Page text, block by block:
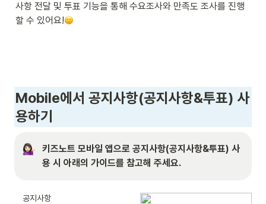
사항 전달 및 투표 기능을 통해 수요조사와 만족도 조사를 진행
할 수 있어요!
Mobile에서 공지사항(공지사항&투표) 사
용하기
키즈노트 모바일 앱으로 공지사항(공지사항&투표) 사
용 시 아래의 가이드를 참고해 주세요.
공지사항